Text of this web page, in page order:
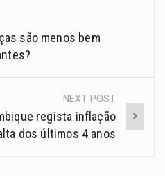
são menos bem
NEXT POST
regista inflação
dos últimos 4 anos